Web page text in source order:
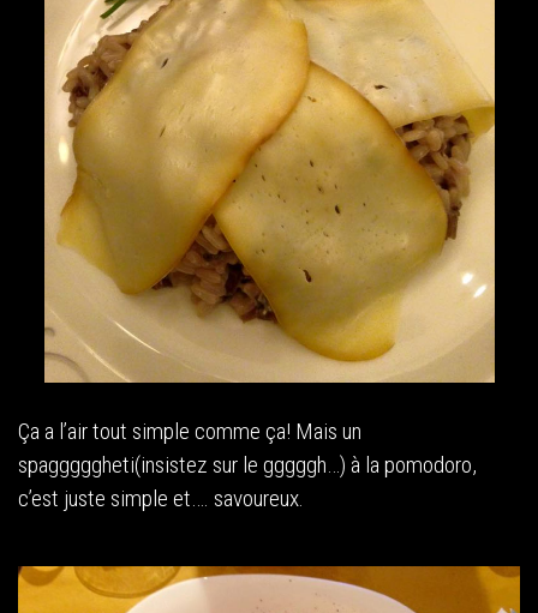
Ça a l’air tout simple comme ça! Mais un
spagggggheti(insistez sur le gggggh…) à la pomodoro,
c’est juste simple et…. savoureux.